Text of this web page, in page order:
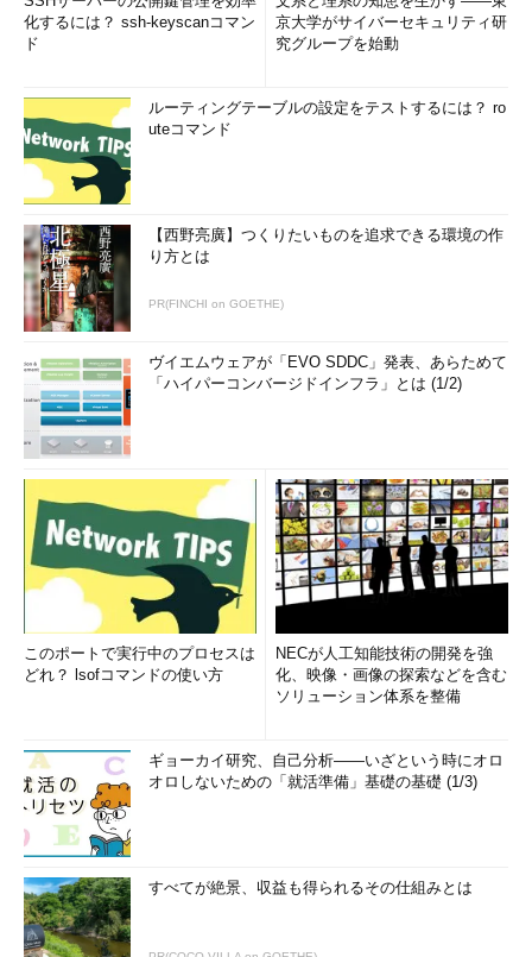
化するには？ ssh-keyscanコマン
ド
京大学がサイバーセキュリティ研
究グループを始動
ルーティングテーブルの設定をテストするには？ ro
uteコマンド
【西野亮廣】つくりたいものを追求できる環境の作
り方とは
PR(FINCHI on GOETHE)
ヴイエムウェアが「EVO SDDC」発表、あらためて
「ハイパーコンバージドインフラ」とは (1/2)
このポートで実行中のプロセスは
どれ？ lsofコマンドの使い方
NECが人工知能技術の開発を強
化、映像・画像の探索などを含む
ソリューション体系を整備
ギョーカイ研究、自己分析――いざという時にオロ
オロしないための「就活準備」基礎の基礎 (1/3)
すべてが絶景、収益も得られるその仕組みとは